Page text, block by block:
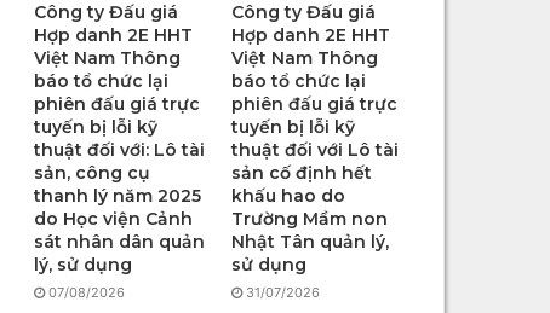
Công ty Đấu giá
Hợp danh 2E HHT
Việt Nam Thông
báo tổ chức lại
phiên đấu giá trực
tuyến bị lỗi kỹ
thuật đối với: Lô tài
sản, công cụ
thanh lý năm 2025
do Học viện Cảnh
sát nhân dân quản
lý, sử dụng
07/08/2026
Công ty Đấu giá
Hợp danh 2E HHT
Việt Nam Thông
báo tổ chức lại
phiên đấu giá trực
tuyến bị lỗi kỹ
thuật đối với Lô tài
sản cố định hết
khấu hao do
Trường Mầm non
Nhật Tân quản lý,
sử dụng
31/07/2026